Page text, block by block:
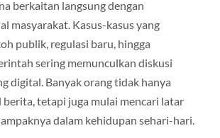
berkaitan langsung dengan
masyarakat. Kasus-kasus yang
publik, regulasi baru, hingga
sering memunculkan diskusi
digital. Banyak orang tidak hanya
berita, tetapi juga mulai mencari latar
dalam kehidupan sehari-hari.